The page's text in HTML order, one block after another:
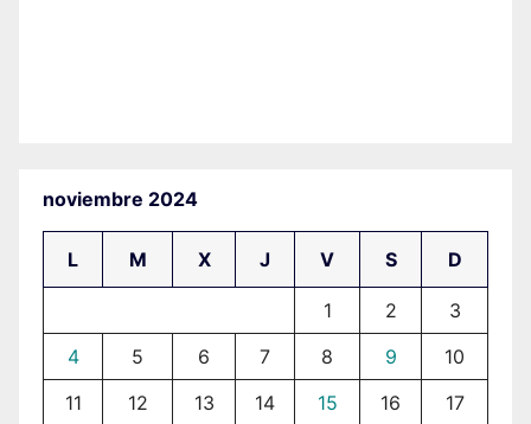
noviembre 2024
L M X J V S D
1 2
3
4
5 6 7 8 9
10
11
12 13 14 15 16
17